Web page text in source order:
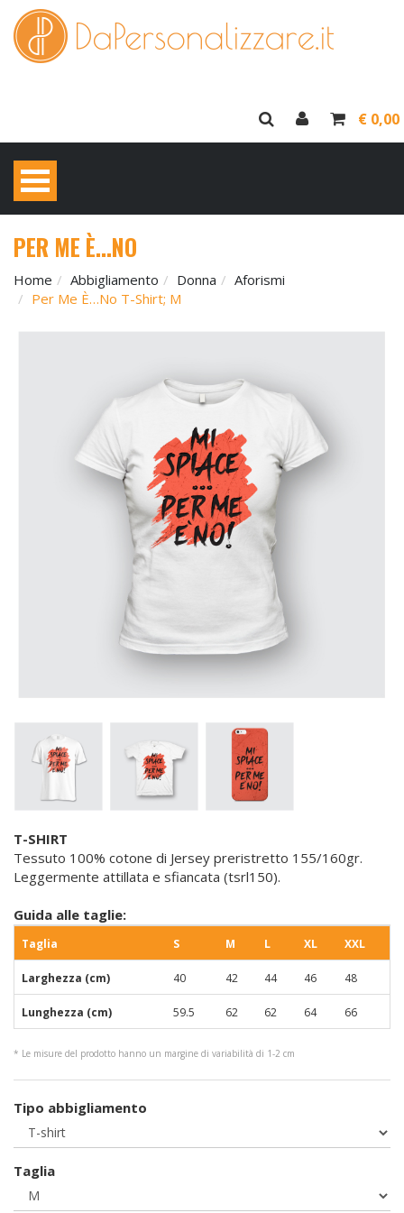
€ 0,00
PER ME È…NO
Home Abbigliamento Donna
Aforismi
Per Me È…no T-Shirt; M
T-SHIRT
Tessuto 100% cotone di Jersey preristretto 155/160gr.
Leggermente attillata e sfiancata (tsrl150).
Guida alle taglie:
Taglia S M L XL XXL
Larghezza (cm) 40 42 44 46 48
Lunghezza (cm) 59.5 62 62 64 66
* Le misure del prodotto hanno un margine di variabilità di 1-2 cm
Tipo abbigliamento
Taglia